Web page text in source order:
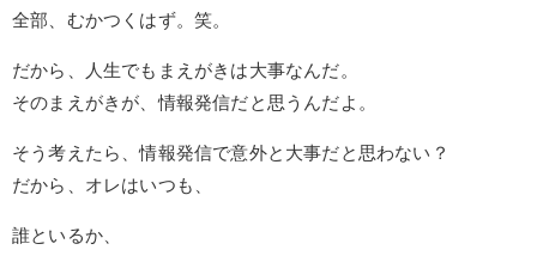
全部、むかつくはず。笑。
だから、人生でもまえがきは大事なんだ。
そのまえがきが、情報発信だと思うんだよ。
そう考えたら、情報発信で意外と大事だと思わない？
だから、オレはいつも、
誰といるか、